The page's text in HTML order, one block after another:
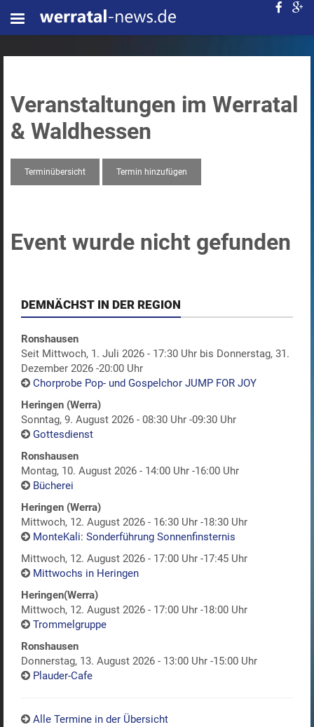
Veranstaltungen im Werratal
& Waldhessen
Terminübersicht Termin hinzufügen
Event wurde nicht gefunden
DEMNÄCHST IN DER REGION
Ronshausen
Seit Mittwoch, 1. Juli 2026 - 17:30 Uhr bis Donnerstag, 31.
Dezember 2026 -20:00 Uhr
Chorprobe Pop- und Gospelchor JUMP FOR JOY
Heringen (Werra)
Sonntag, 9. August 2026 - 08:30 Uhr -09:30 Uhr
Gottesdienst
Ronshausen
Montag, 10. August 2026 - 14:00 Uhr -16:00 Uhr
Bücherei
Heringen (Werra)
Mittwoch, 12. August 2026 - 16:30 Uhr -18:30 Uhr
MonteKali: Sonderführung Sonnenfinsternis
Mittwoch, 12. August 2026 - 17:00 Uhr -17:45 Uhr
Mittwochs in Heringen
Heringen(Werra)
Mittwoch, 12. August 2026 - 17:00 Uhr -18:00 Uhr
Trommelgruppe
Ronshausen
Donnerstag, 13. August 2026 - 13:00 Uhr -15:00 Uhr
Plauder-Cafe
Alle Termine in der Übersicht